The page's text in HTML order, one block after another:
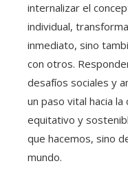
internalizar el
individual,
inmediato, sino
con otros.
desafíos sociales y
un paso vital hacia
equitativo y
que hacemos, sino
mundo.